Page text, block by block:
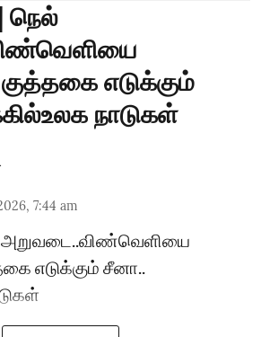
நெல்
எடுக்கும்
நாடுகள்
7:44 am
அறுவடை..விண்வெளியை
எடுக்கும் சீனா..